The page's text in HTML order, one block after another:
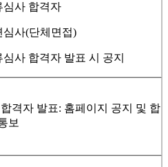
심사 합격자
심사(단체면접)
심사 합격자 발표 시 공지
합격자 발표: 홈페이지 공지 및 합
보